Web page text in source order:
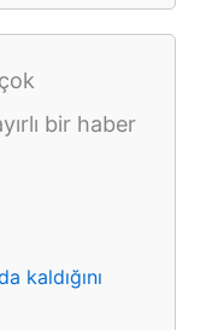
bir haber
kaldığını